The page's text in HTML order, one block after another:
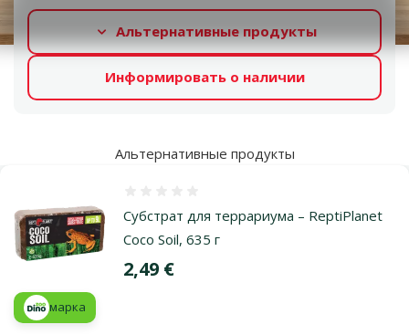
Альтернативные продукты
Информировать о наличии
Альтернативные продукты
Субстрат для террариума – ReptiPlanet
Coco Soil, 635 г
Цена
2,49 €
марка